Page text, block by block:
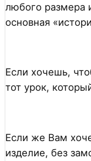
любого размера
основная
Если хочешь,
тот урок,
Если же Вам
изделие, без